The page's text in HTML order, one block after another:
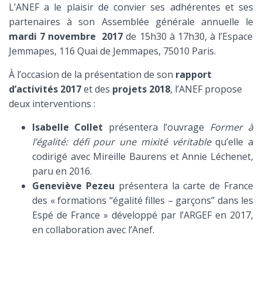
L
N
A
N
L’ANEF a le plaisir de convier ses adhérentes et ses
partenaires à son Assemblée générale annuelle le
mardi 7 novembre 2017 de 15h30 à 17h30, à l’Espace
Jemmapes, 116 Quai de Jemmapes, 75010 Paris.
À l’occasion de la présentation de son rapport
d’activités 2017et des projets 2018, l’ANEF propose
deux interventions :
Isabelle Collet présentera l’ouvrage Former à
l’égalité: défi pour une mixité véritablequ’elle a
codirigé avec Mireille Baurens et Annie Léchenet,
paru en 2016.
Geneviève Pezeu présentera la carte de France
des « formations ‘‘égalité filles – garçons’’ dans les
Espé de France » développé par l’ARGEF en 2017,
en collaboration avec l’Anef.